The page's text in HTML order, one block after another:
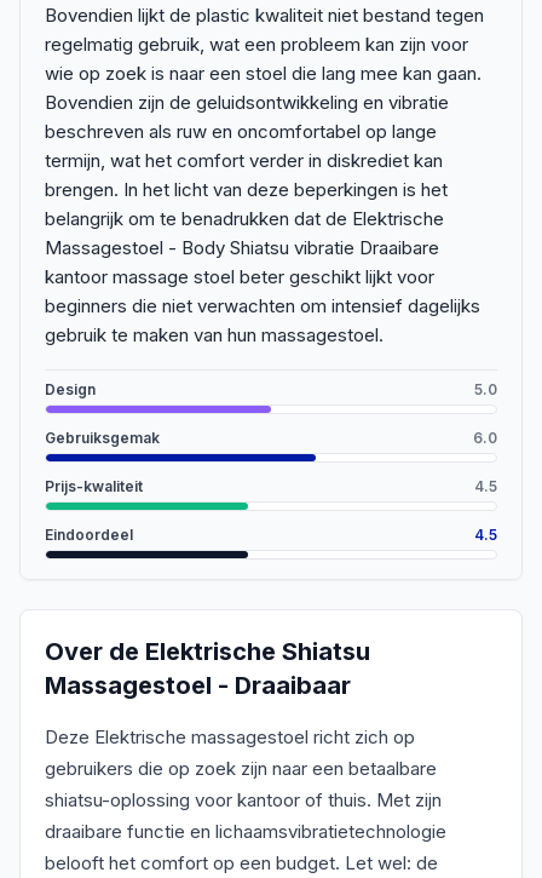
Bovendien lijkt de plastic kwaliteit niet bestand tegen
regelmatig gebruik, wat een probleem kan zijn voor
wie op zoek is naar een stoel die lang mee kan gaan.
Bovendien zijn de geluidsontwikkeling en vibratie
beschreven als ruw en oncomfortabel op lange
termijn, wat het comfort verder in diskrediet kan
brengen. In het licht van deze beperkingen is het
belangrijk om te benadrukken dat de Elektrische
Massagestoel - Body Shiatsu vibratie Draaibare
kantoor massage stoel beter geschikt lijkt voor
beginners die niet verwachten om intensief dagelijks
gebruik te maken van hun massagestoel.
Design 5.0
Gebruiksgemak 6.0
Prijs-kwaliteit 4.5
Eindoordeel 4.5
Over de Elektrische Shiatsu
Massagestoel - Draaibaar
Deze Elektrische massagestoel richt zich op
gebruikers die op zoek zijn naar een betaalbare
shiatsu-oplossing voor kantoor of thuis. Met zijn
draaibare functie en lichaamsvibratietechnologie
belooft het comfort op een budget. Let wel: de